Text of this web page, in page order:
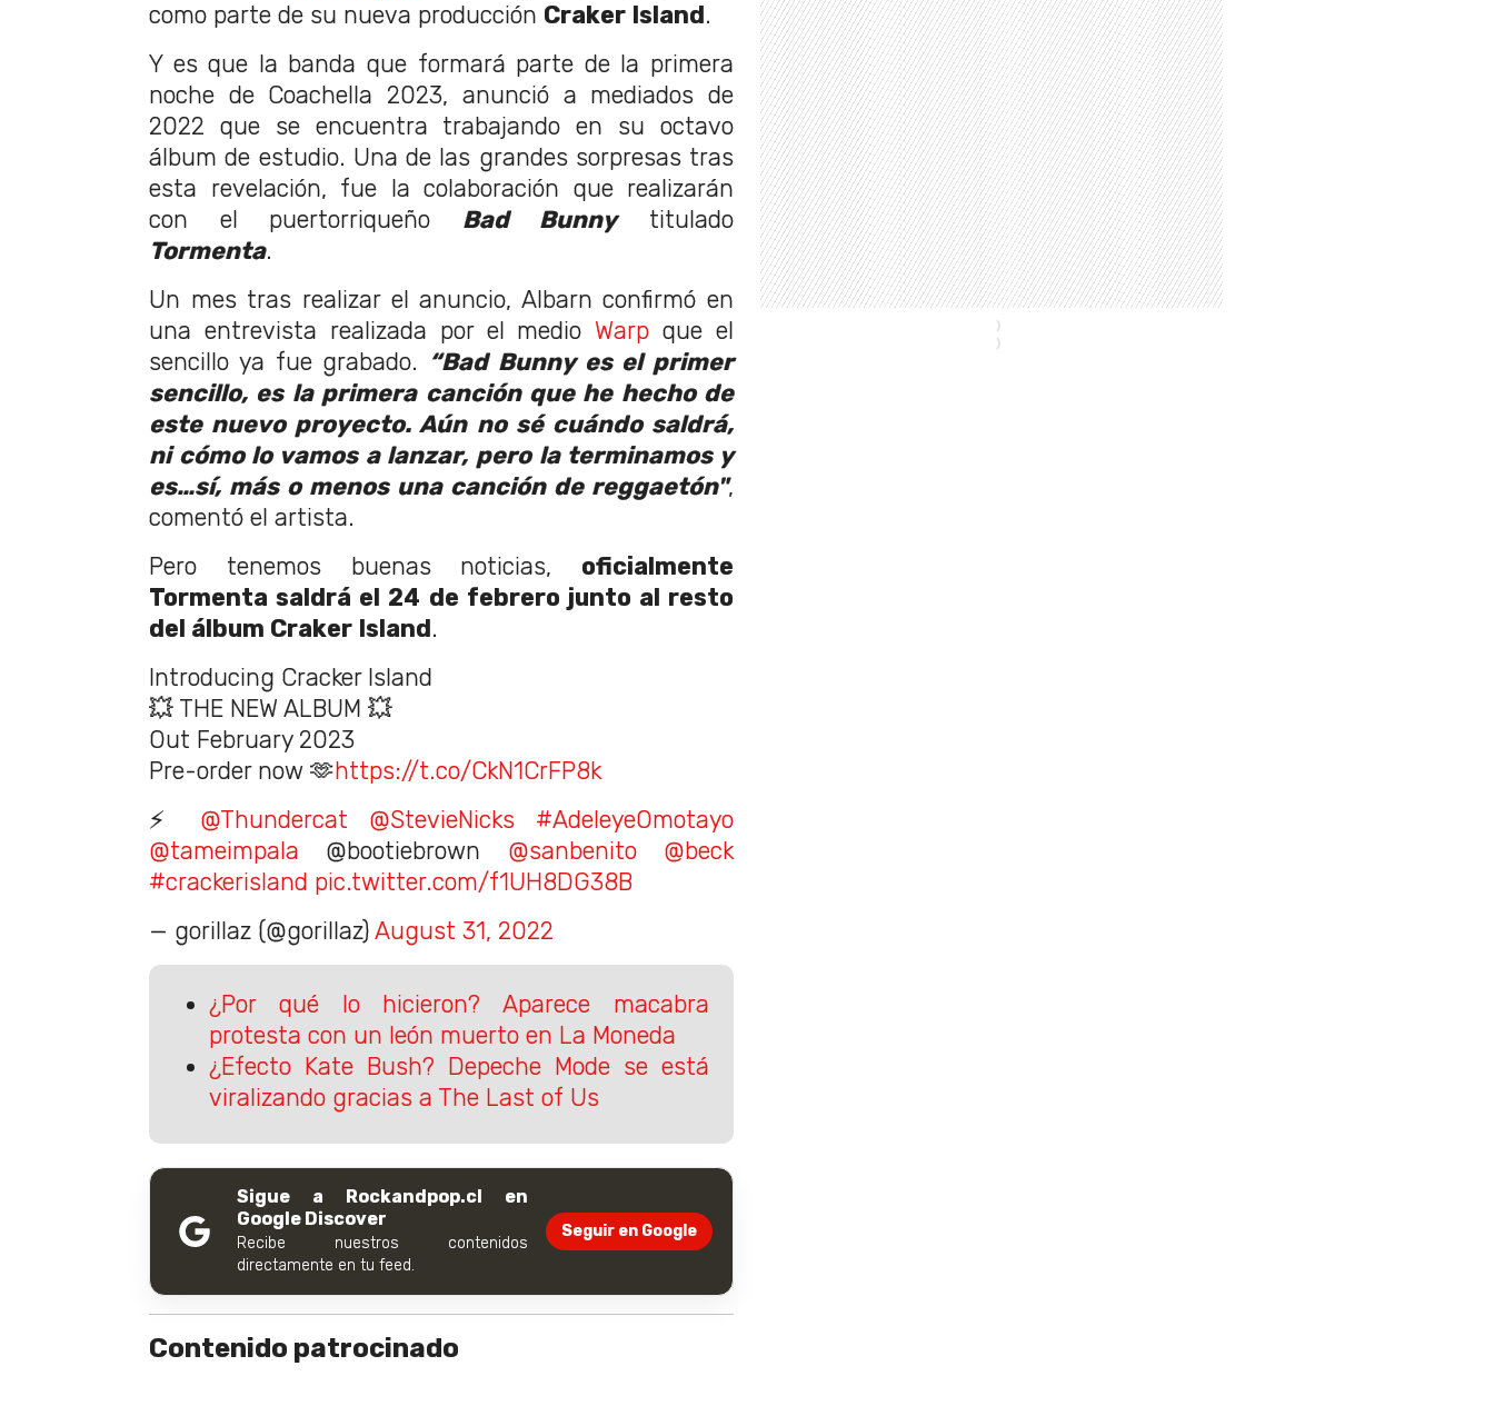
como parte de su nueva producción Craker Island.
Y es que la banda que formará parte de la primera
noche de Coachella 2023, anunció a mediados de
2022 que se encuentra trabajando en su octavo
álbum de estudio. Una de las grandes sorpresas tras
esta revelación, fue la colaboración que realizarán
con el puertorriqueño Bad Bunnytitulado
Tormenta.
Un mes tras realizar el anuncio, Albarn confirmó en
una entrevista realizada por el medio Warpque el
sencillo ya fue grabado. “Bad Bunny es el primer
sencillo, es la primera canción que he hecho de
este nuevo proyecto. Aún no sé cuándo saldrá,
ni cómo lo vamos a lanzar, pero la terminamos y
es…sí, más o menos una canción de reggaetón",
comentó el artista.
Pero tenemos buenas noticias, oficialmente
Tormenta saldrá el 24 de febrero junto al resto
del álbum Craker Island.
Introducing Cracker Island
💥 THE NEW ALBUM 💥
Out February 2023
Pre-order now 🫶https://t.co/CkN1CrFP8k
⚡️ @Thundercat @StevieNicks
#AdeleyeOmotayo
@tameimpala @bootiebrown @sanbenito
@beck
#crackerisland pic.twitter.com/f1UH8DG38B
— gorillaz (@gorillaz) August 31, 2022
¿Por qué lo hicieron? Aparece macabra
protesta con un león muerto en La Moneda
¿Efecto Kate Bush? Depeche Mode se está
viralizando gracias a The Last of Us
Sigue a Rockandpop.cl en
Google Discover
Recibe nuestros contenidos
directamente en tu feed.
Seguir en Google
Contenido patrocinado